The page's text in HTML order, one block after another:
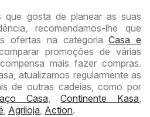
que gosta de planear as suas
recomendamos-lhe que
ofertas na categoriaCasa e
promoções de várias
mais fazer compras.
atualizamos regularmente as
de outras cadeias, como por
Casa,Continente Kasa,
, Agriloja, Action.